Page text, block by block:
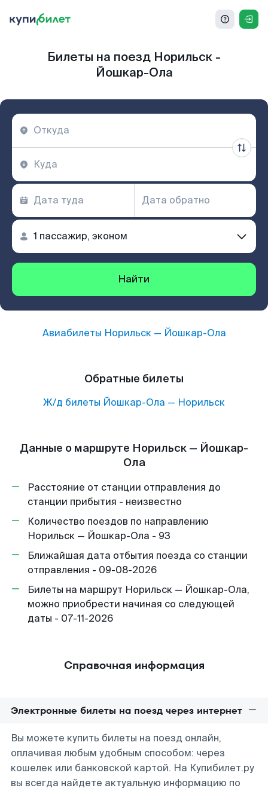
Билеты на поезд Норильск -
Йошкар-Ола
Найти
Авиабилеты Норильск— Йошкар-Ола
Обратные билеты
Ж/д билеты Йошкар-Ола — Норильск
Данные о маршруте Норильск — Йошкар-
Ола
Расстояние от станции отправления до
станции прибытия - неизвестно
Количество поездов по направлению
Норильск — Йошкар-Ола - 93
Ближайшая дата отбытия поезда со станции
отправления - 09-08-2026
Билеты на маршрут Норильск — Йошкар-Ола,
можно приобрести начиная со следующей
даты - 07-11-2026
Справочная информация
Электронные билеты на поезд через интернет
Вы можете купить билеты на поезд онлайн,
оплачивая любым удобным способом: через
кошелек или банковской картой. На Купибилет.ру
вы всегда найдете актуальную информацию по